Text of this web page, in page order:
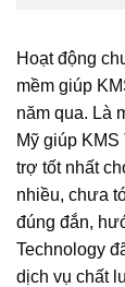
Hoạt động
mềm giúp
năm qua. Là
Mỹ giúp
trợ tốt nhất
nhiều, chưa
đúng đắn,
Technology
dịch vụ chất